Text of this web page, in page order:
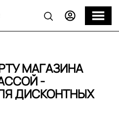
МАГАЗИНА
-
ДИСКОНТНЫХ